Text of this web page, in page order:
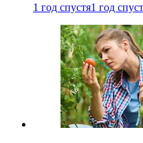
1 год спустя1 год